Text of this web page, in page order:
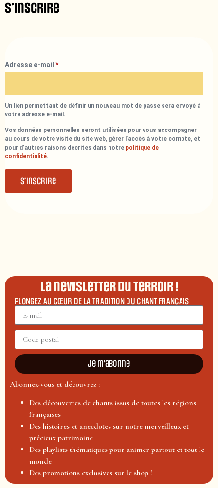
S’inscrire
Adresse e-mail *
Un lien permettant de définir un nouveau mot de passe sera envoyé à
votre adresse e-mail.
Vos données personnelles seront utilisées pour vous accompagner
au cours de votre visite du site web, gérer l’accès à votre compte, et
pour d’autres raisons décrites dans notre politique de
confidentialité.
S’inscrire
La newsletter du terroir !
PLONGEZ AU CŒUR DE LA TRADITION DU CHANT FRANÇAIS
Je m'abonne
Abonnez-vous et découvrez :
Des découvertes de chants issus de toutes les régions
françaises
Des histoires et anecdotes sur notre merveilleux et
précieux patrimoine
Des playlists thématiques pour animer partout et tout le
monde
Des promotions exclusives sur le shop !